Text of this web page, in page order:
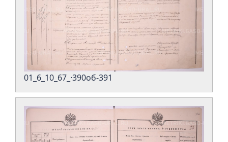
01_6_10_67_·390об-391